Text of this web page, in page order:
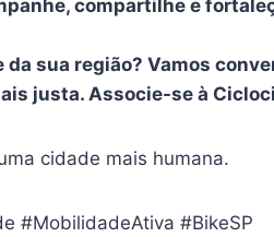
compartilhe e
sua região? Vamos
justa. Associe-se à
cidade mais humana.
#MobilidadeAtiva #BikeSP